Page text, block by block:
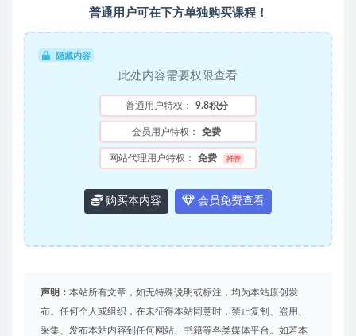
普通用户可在下方单独购买课程！
隐藏内容
此处内容需要权限查看
普通用户特权： 9.8积分
会员用户特权： 免费
网站代理用户特权： 免费 推荐
购买本内容 会员免费查看
声明： 本站所有文章，如无特殊说明或标注，均为本站原创发
布。任何个人或组织，在未征得本站同意时，禁止复制、盗用、
采集、发布本站内容到任何网站、书籍等各类媒体平台。如若本